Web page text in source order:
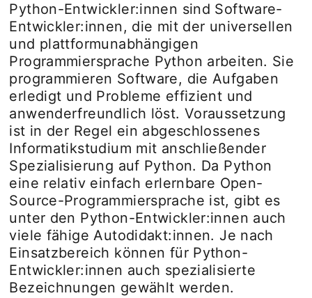
Python-Entwickler:innen sind Software-
Entwickler:innen, die mit der universellen
und plattformunabhängigen
Programmiersprache Python arbeiten. Sie
programmieren Software, die Aufgaben
erledigt und Probleme effizient und
anwenderfreundlich löst. Voraussetzung
ist in der Regel ein abgeschlossenes
Informatikstudium mit anschließender
Spezialisierung auf Python. Da Python
eine relativ einfach erlernbare Open-
Source-Programmiersprache ist, gibt es
unter den Python-Entwickler:innen auch
viele fähige Autodidakt:innen. Je nach
Einsatzbereich können für Python-
Entwickler:innen auch spezialisierte
Bezeichnungen gewählt werden.